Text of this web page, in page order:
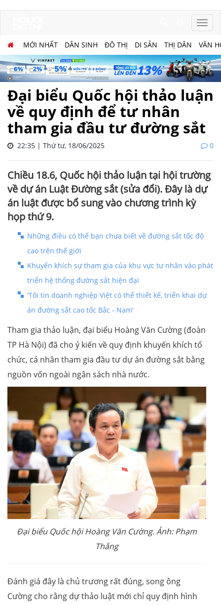
MỚI NHẤT DÂN SINH ĐÔ THỊ DI SẢN THỊ DÂN VĂN
Đại biểu Quốc hội thảo luận
về quy định để tư nhân
tham gia đầu tư đường sắt
22:35 | Thứ tư, 18/06/2025 0
Chiều 18.6, Quốc hội thảo luận tại hội trường
về dự án Luật Đường sắt (sửa đổi). Đây là dự
án luật được bổ sung vào chương trình kỳ
họp thứ 9.
Những điều có thể bạn chưa biết về đường sắt tốc độ
cao trên thế giới
Khuyến khích sự tham gia của khu vực tư nhân vào phát
triển hệ thống đường sắt hiện đại
'Tôi tin doanh nghiệp Việt có thể thiết kế, triển khai dự
án đường sắt cao tốc Bắc - Nam'
Tham gia thảo luận, đại biểu Hoàng Văn Cường (đoàn
TP Hà Nội) đã cho ý kiến về quy định khuyến khích tổ
chức, cá nhân tham gia đầu tư dự án đường sắt bằng
nguồn vốn ngoài ngân sách nhà nước.
Đại biểu Quốc hội Hoàng Văn Cường. Ảnh: Phạm
Thắng
Đánh giá đây là chủ trương rất đúng, song ông
Cường cho rằng dự thảo luật mới chỉ quy định hình